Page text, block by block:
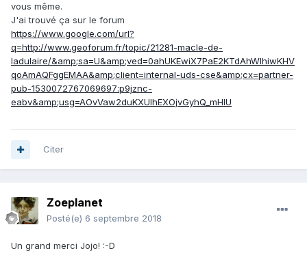
vous même.
J'ai trouvé ça sur le forum
https://www.google.com/url?
q=http://www.geoforum.fr/topic/21281-macle-de-
ladulaire/&amp;sa=U&amp;ved=0ahUKEwiX7PaE2KTdAhWIhiwKHV
qoAmAQFggEMAA&amp;client=internal-uds-cse&amp;cx=partner-
pub-1530072767069697:p9jznc-
eabv&amp;usg=AOvVaw2duKXUlhEXOjvGyhQ_mHIU
Citer
Zoeplanet
Posté(e) 6 septembre 2018
Un grand merci Jojo! :-D